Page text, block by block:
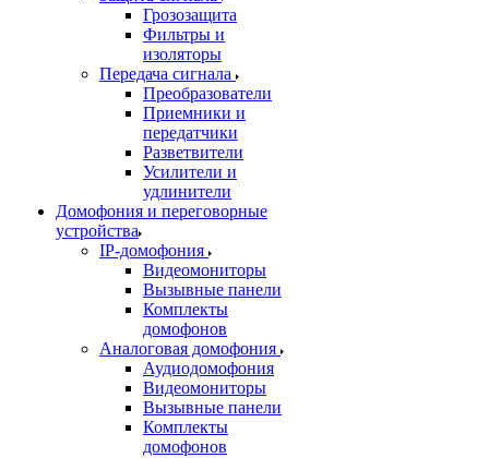
Грозозащита
Фильтры и
изоляторы
Передача сигнала
Преобразователи
Приемники и
передатчики
Разветвители
Усилители и
удлинители
Домофония и переговорные
устройства
IP-домофония
Видеомониторы
Вызывные панели
Комплекты
домофонов
Аналоговая домофония
Аудиодомофония
Видеомониторы
Вызывные панели
Комплекты
домофонов